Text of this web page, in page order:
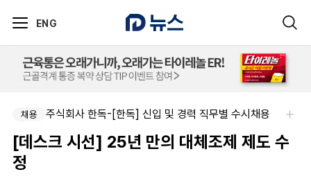
ENG
채용 주식회사 한독-[한독] 신입 및 경력 직무별 수시채용
[데스크 시선] 25년 만의 대체조제 제도 수
정